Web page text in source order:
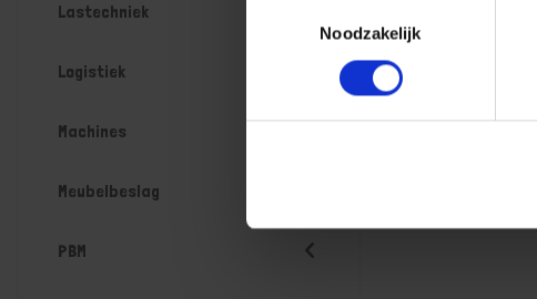
Noodzakelijk
Lastechniek
Logistiek
Machines
Meubelbeslag
PBM